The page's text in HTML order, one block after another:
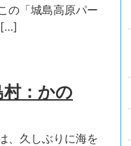
の「城島高原パー
[…]
：かの
、久しぶりに海を